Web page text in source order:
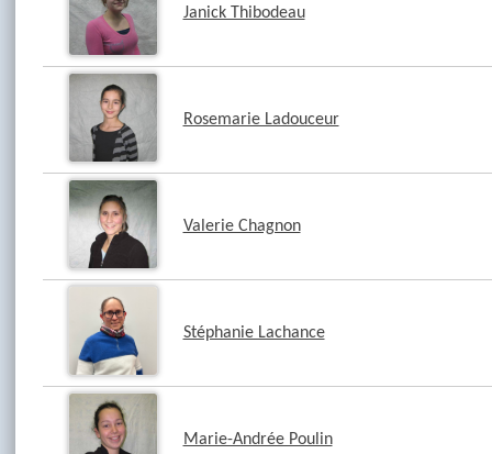
Janick Thibodeau
Rosemarie Ladouceur
Valerie Chagnon
Stéphanie Lachance
Marie-Andrée Poulin